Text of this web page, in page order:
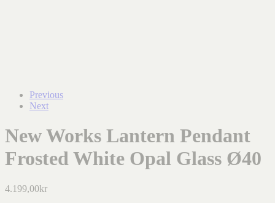
Previous
Next
New Works Lantern Pendant
Frosted White Opal Glass Ø40
4.199,00kr